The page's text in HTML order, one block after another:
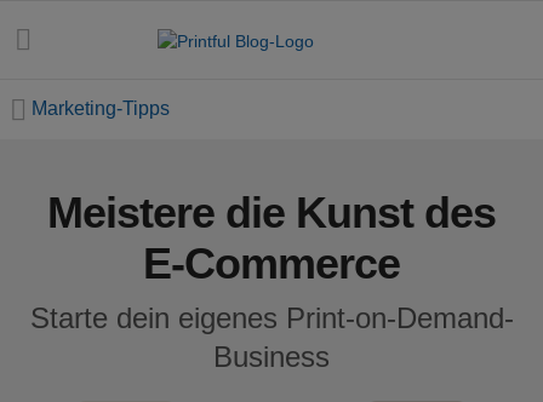
Commerce
Marketing-Tipps
Meistere die Kunst des
E-Commerce
Starte dein eigenes Print-on-Demand-
Business